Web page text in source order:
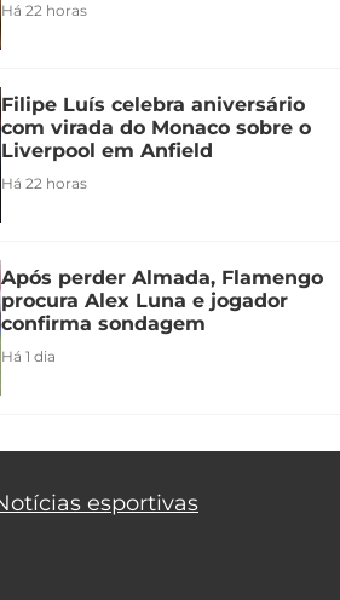
Há 22 horas
Filipe Luís celebra aniversário
com virada do Monaco sobre o
Liverpool em Anfield
Há 22 horas
Após perder Almada, Flamengo
procura Alex Luna e jogador
confirma sondagem
Há 1 dia